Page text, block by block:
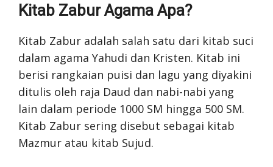
Kitab Zabur Agama Apa?
Kitab Zabur adalah salah satu dari kitab suci
dalam agama Yahudi dan Kristen. Kitab ini
berisi rangkaian puisi dan lagu yang diyakini
ditulis oleh raja Daud dan nabi-nabi yang
lain dalam periode 1000 SM hingga 500 SM.
Kitab Zabur sering disebut sebagai kitab
Mazmur atau kitab Sujud.